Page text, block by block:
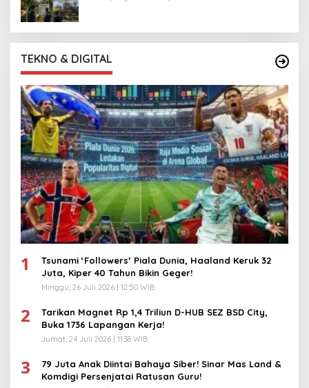
TEKNO & DIGITAL
1
Tsunami ‘Followers’ Piala Dunia, Haaland Keruk 32
Juta, Kiper 40 Tahun Bikin Geger!
Minggu, 26 Juli 2026 | 12:50 WIB
2
Tarikan Magnet Rp 1,4 Triliun D-HUB SEZ BSD City,
Buka 1736 Lapangan Kerja!
Jumat, 24 Juli 2026 | 11:38 WIB
3
79 Juta Anak Diintai Bahaya Siber! Sinar Mas Land &
Komdigi Persenjatai Ratusan Guru!